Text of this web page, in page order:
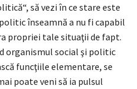
să vezi în ce stare este
înseamnă a nu fi capabil
propriei tale situaţii de fapt.
organismul social şi politic
funcţiile elementare, se
poate veni să ia pulsul